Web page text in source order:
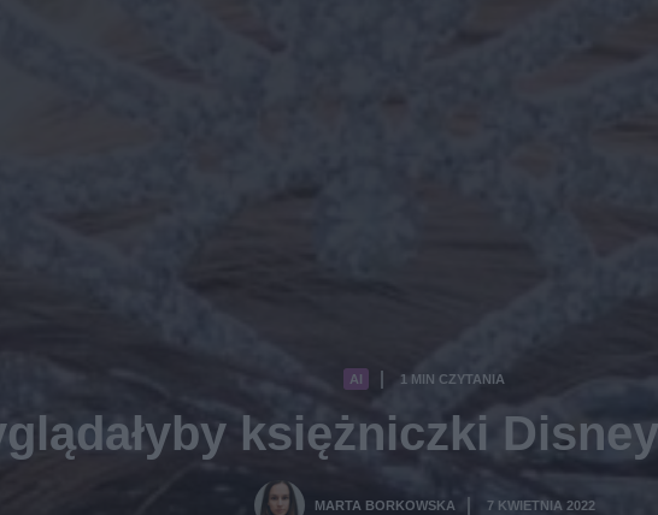
AI 1 MIN CZYTANIA
księżniczki
MARTA BORKOWSKA 7 KWIETNIA 2022